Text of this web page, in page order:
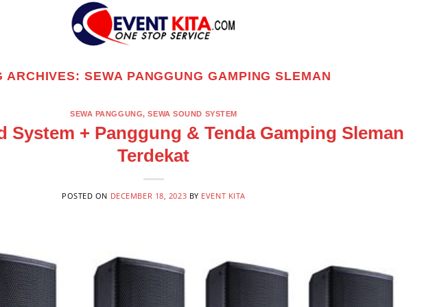
ARCHIVES:SEWA PANGGUNG GAMPING SLEMAN
SEWA PANGGUNG,SEWA SOUND SYSTEM
System + Panggung & Tenda Gamping Sleman
Terdekat
POSTED ON DECEMBER 18, 2023 BY EVENT KITA